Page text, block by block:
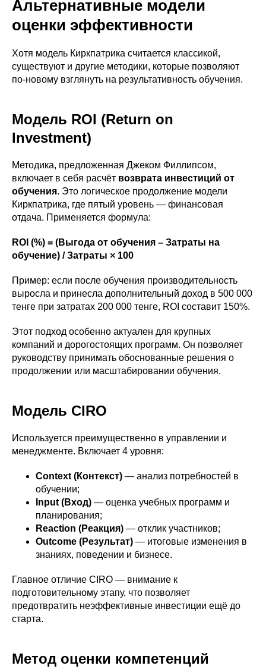
Альтернативные модели
оценки эффективности
Хотя модель Киркпатрика считается классикой,
существуют и другие методики, которые позволяют
по-новому взглянуть на результативность обучения.
Модель ROI (Return on
Investment)
Методика, предложенная Джеком Филлипсом,
включает в себя расчёт возврата инвестиций от
обучения. Это логическое продолжение модели
Киркпатрика, где пятый уровень — финансовая
отдача. Применяется формула:
ROI (%) = (Выгода от обучения – Затраты на
обучение) / Затраты × 100
Пример: если после обучения производительность
выросла и принесла дополнительный доход в 500 000
тенге при затратах 200 000 тенге, ROI составит 150%.
Этот подход особенно актуален для крупных
компаний и дорогостоящих программ. Он позволяет
руководству принимать обоснованные решения о
продолжении или масштабировании обучения.
Модель CIRO
Используется преимущественно в управлении и
менеджменте. Включает 4 уровня:
Context (Контекст) — анализ потребностей в
обучении;
Input (Вход) — оценка учебных программ и
планирования;
Reaction (Реакция) — отклик участников;
Outcome (Результат) — итоговые изменения в
знаниях, поведении и бизнесе.
Главное отличие CIRO — внимание к
подготовительному этапу, что позволяет
предотвратить неэффективные инвестиции ещё до
старта.
Метод оценки компетенций